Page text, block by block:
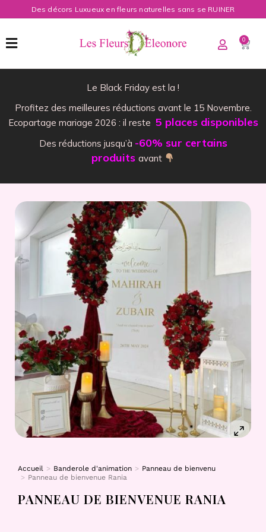
Des décors Luxueux en fleurs naturelles sans se RUINER
0
Le Black Friday est la !
Profitez des meilleures réductions avant le 15 Novembre.
Ecopartage mariage 2026 : il reste 5 places disponibles
Des réductions jusqu’à -60% sur certains
produits avant
Vous êtes ici :
Accueil Banderole d'animation
Panneau de bienvenu
Panneau de bienvenue Rania
PANNEAU DE BIENVENUE RANIA